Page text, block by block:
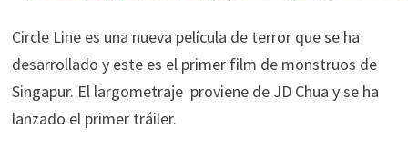
Circle Line es una nueva película de terror que se ha
desarrollado y este es el primer film de monstruos de
Singapur. El largometraje proviene de JD Chua y se ha
lanzado el primer tráiler.